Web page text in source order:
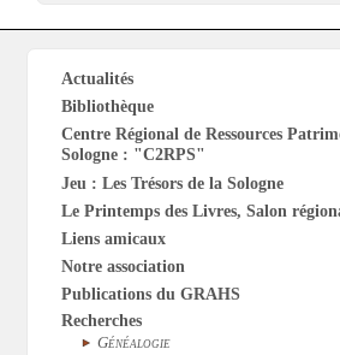
Actualités
Bibliothèque
Centre Régional de Ressources
Sologne : "C2RPS"
Jeu : Les Trésors de la Sologne
Le Printemps des Livres, Salon
Liens amicaux
Notre association
Publications du GRAHS
Recherches
Généalogie